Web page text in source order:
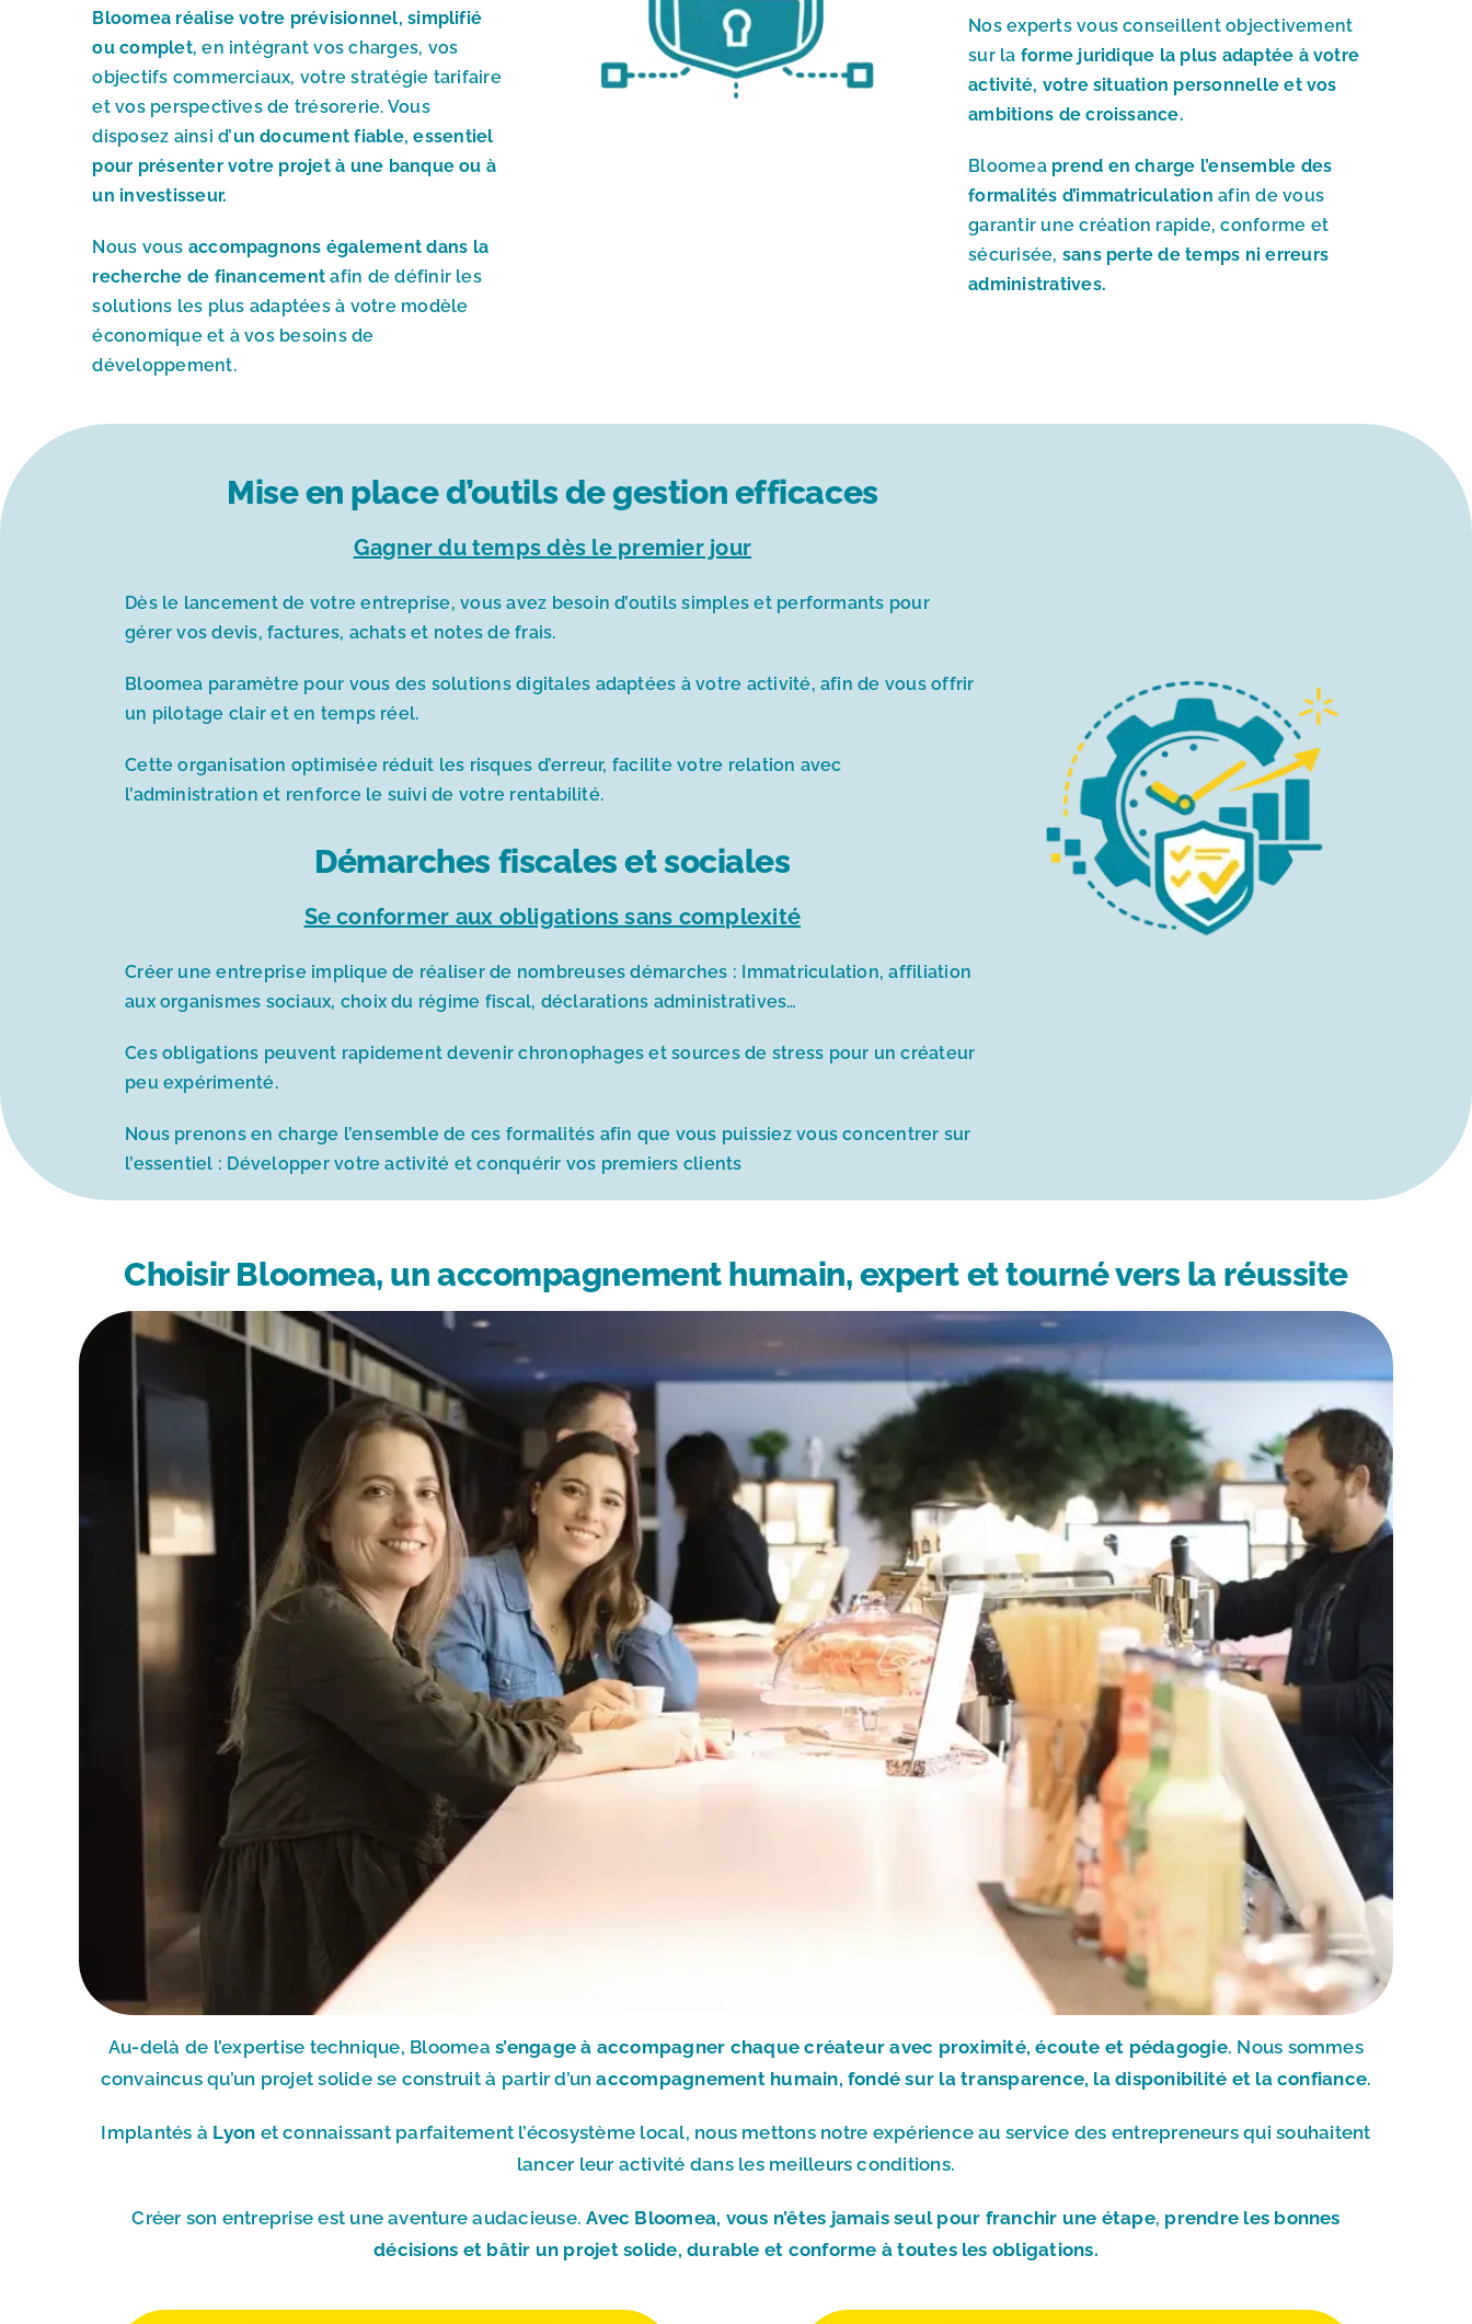
Bloomea réalise votre prévisionnel, simplifié
ou complet, en intégrant vos charges, vos
objectifs commerciaux, votre stratégie tarifaire
et vos perspectives de trésorerie. Vous
disposez ainsi d’un document fiable, essentiel
pour présenter votre projet à une banque ou à
un investisseur.
Nous vous accompagnons également dans la
recherche de financement afin de définir les
solutions les plus adaptées à votre modèle
économique et à vos besoins de
développement.
Nos experts vous conseillent objectivement
sur la forme juridique la plus adaptée à votre
activité, votre situation personnelle et vos
ambitions de croissance.
Bloomea prend en charge l’ensemble des
formalités d’immatriculation afin de vous
garantir une création rapide, conforme et
sécurisée, sans perte de temps ni erreurs
administratives.
Mise en place d’outils de gestion efficaces
Gagner du temps dès le premier jour
Dès le lancement de votre entreprise, vous avez besoin d’outils simples et performants pour
gérer vos devis, factures, achats et notes de frais.
Bloomea paramètre pour vous des solutions digitales adaptées à votre activité, afin de vous offrir
un pilotage clair et en temps réel.
Cette organisation optimisée réduit les risques d’erreur, facilite votre relation avec
l’administration et renforce le suivi de votre rentabilité.
Démarches fiscales et sociales
Se conformer aux obligations sans complexité
Créer une entreprise implique de réaliser de nombreuses démarches : Immatriculation, affiliation
aux organismes sociaux, choix du régime fiscal, déclarations administratives…
Ces obligations peuvent rapidement devenir chronophages et sources de stress pour un créateur
peu expérimenté.
Nous prenons en charge l’ensemble de ces formalités afin que vous puissiez vous concentrer sur
l’essentiel : Développer votre activité et conquérir vos premiers clients
Choisir Bloomea, un accompagnement humain, expert et tourné vers la réussite
Au-delà de l’expertise technique, Bloomeas’engage à accompagner chaque créateur avec proximité, écoute et pédagogie. Nous sommes
convaincus qu’un projet solide se construit à partir d’unaccompagnement humain, fondé sur la transparence, la disponibilité et la confiance.
Implantés à Lyon et connaissant parfaitement l’écosystème local, nous mettons notre expérience au service des entrepreneurs qui souhaitent
lancer leur activité dans les meilleurs conditions.
Créer son entreprise est une aventure audacieuse.Avec Bloomea, vous n’êtes jamais seul pour franchir une étape, prendre les bonnes
décisions et bâtir un projet solide, durable et conforme à toutes les obligations.